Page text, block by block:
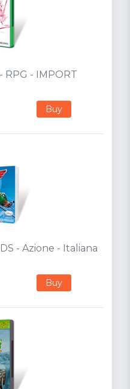
RPG - IMPORT
Buy
- Azione - Italiana
Buy